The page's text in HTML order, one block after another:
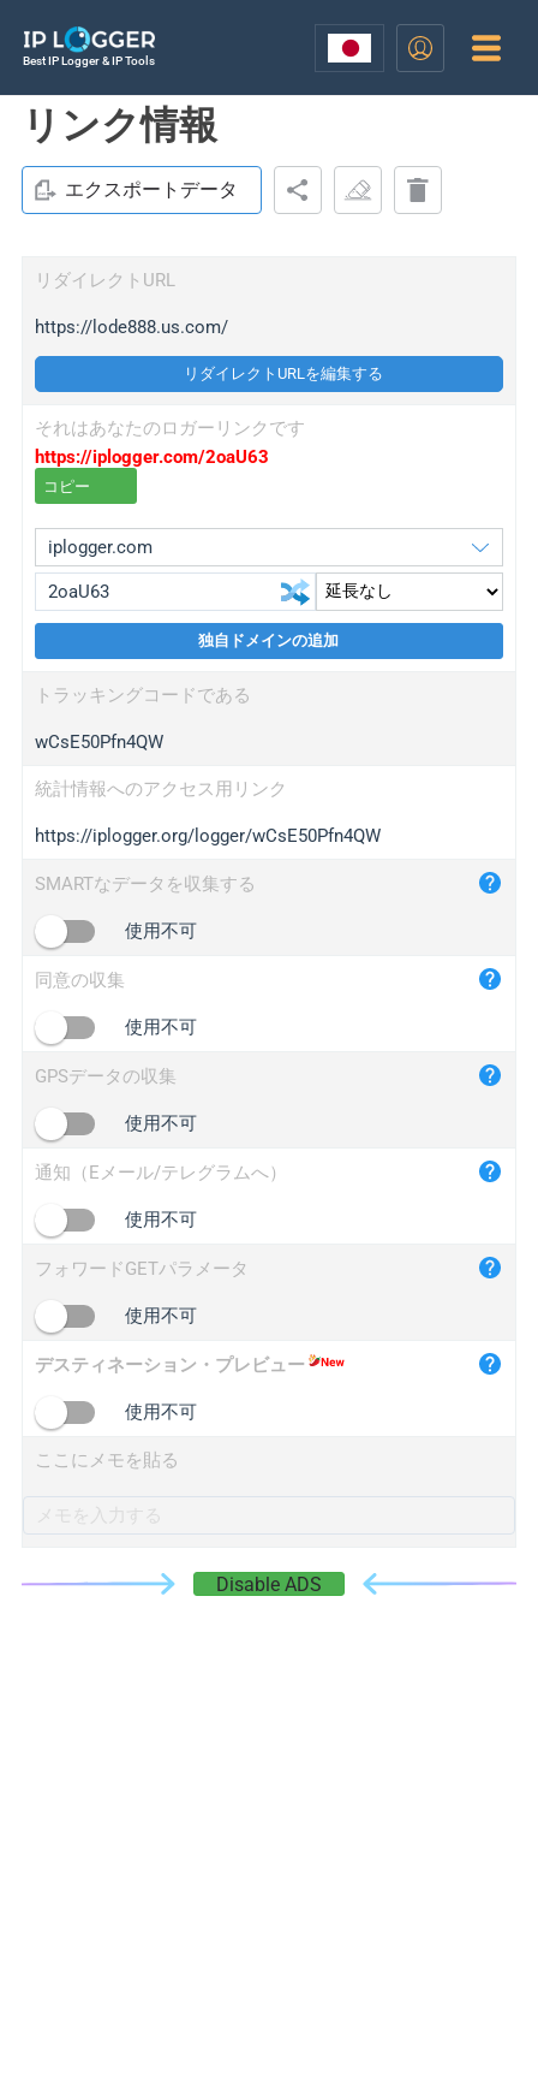
Best IP Logger & IP Tools
リンク情報
エクスポートデータ
リダイレクトURL
https://lode888.us.com/
リダイレクトURLを編集する
それはあなたのロガーリンクです
https://iplogger.com/2oaU63
コピー
wl.gl
ed.tc
bc.ax
iplogger.com
maper.info
2no.co
yip.su
iplogger.info
iplogger.cn
独自ドメインの追加
トラッキングコードである
wCsE50Pfn4QW
統計情報へのアクセス用リンク
https://iplogger.org/logger/wCsE50Pfn4QW
SMARTなデータを収集する
使用不可
同意の収集
使用不可
GPSデータの収集
使用不可
通知（Eメール/テレグラムへ）
使用不可
フォワードGETパラメータ
使用不可
デスティネーション・プレビュー
使用不可
ここにメモを貼る
Disable ADS